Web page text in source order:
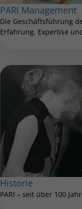
PARI Management
Die Geschäftsführung
Erfahrung, Expertise
Historie
PARI – seit über 100